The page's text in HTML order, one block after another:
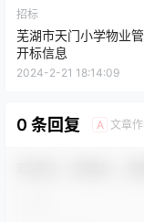
招标
芜湖市天门小学物业
开标信息
2024-2-21 18:14:09
0 条回复 A 文章